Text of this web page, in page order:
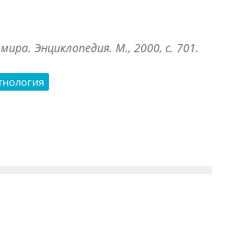
Энциклопедия. М., 2000, с. 701.